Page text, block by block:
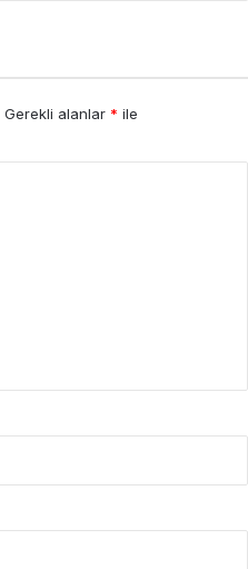
Gerekli alanlar * ile